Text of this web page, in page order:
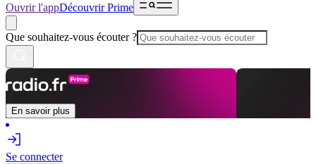
Ouvrir l'appDécouvrir Prime
Que souhaitez-vous écouter ?
En savoir plus
Se connecter